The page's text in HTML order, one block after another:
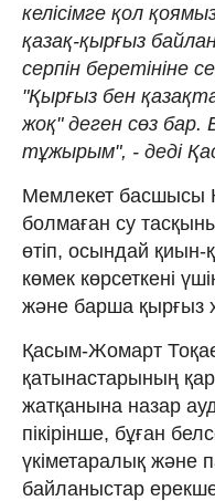
келісімге қол
қазақ-қырғыз
серпін беретініне
"Қырғыз бен
жоқ" деген сөз
тұжырым", - деді
Мемлекет басшысы
болмаған су
өтіп, осындай қиын-
көмек көрсеткені
және барша қырғыз
Қасым-Жомарт
қатынастарының
жатқанына назар
пікірінше, бұған
үкіметаралық және
байланыстар